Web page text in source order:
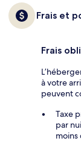
Frais et
Frais
à votre
peuvent
Taxe
par
moins